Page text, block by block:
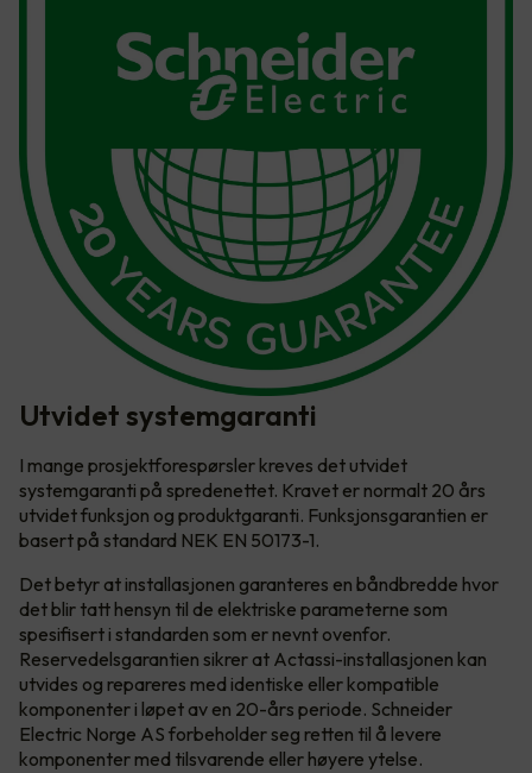
Utvidet systemgaranti
I mange prosjektforespørsler kreves det utvidet
systemgaranti på spredenettet. Kravet er normalt 20 års
utvidet funksjon og produktgaranti. Funksjonsgarantien er
basert på standard NEK EN 50173-1.
Det betyr at installasjonen garanteres en båndbredde hvor
det blir tatt hensyn til de elektriske parameterne som
spesifisert i standarden som er nevnt ovenfor.
Reservedelsgarantien sikrer at Actassi-installasjonen kan
utvides og repareres med identiske eller kompatible
komponenter i løpet av en 20-års periode. Schneider
Electric Norge AS forbeholder seg retten til å levere
komponenter med tilsvarende eller høyere ytelse.